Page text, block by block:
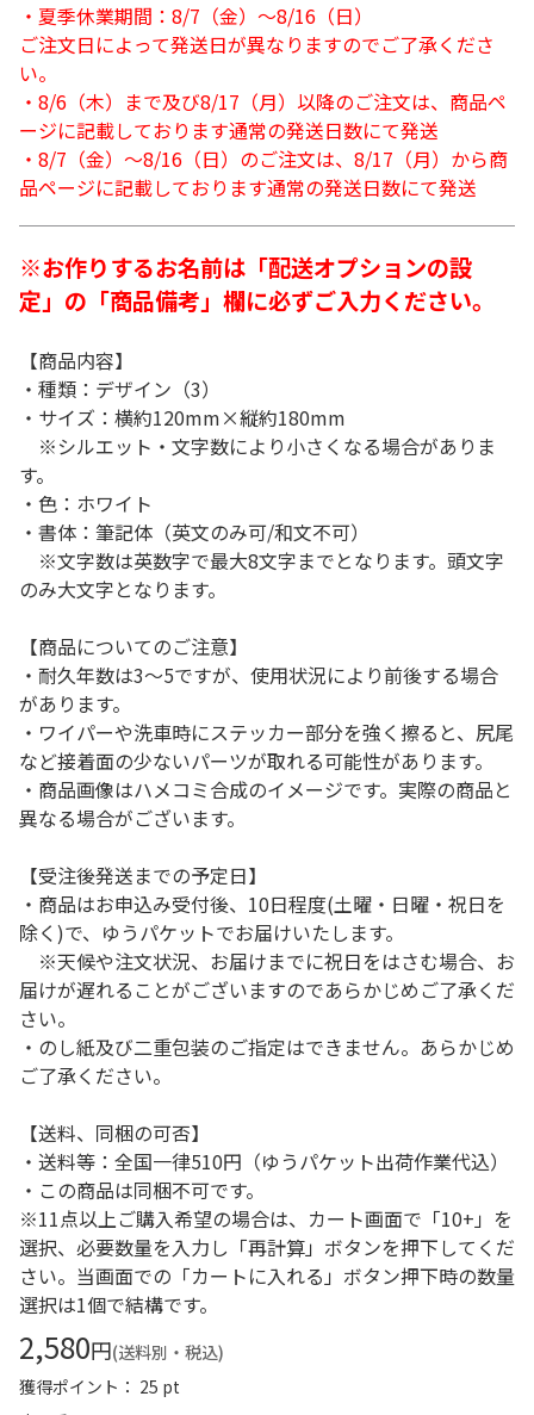
・夏季休業期間：8/7（金）～8/16（日）
ご注文日によって発送日が異なりますのでご了承くださ
い。
・8/6（木）まで及び8/17（月）以降のご注文は、商品ペ
ージに記載しております通常の発送日数にて発送
・8/7（金）～8/16（日）のご注文は、8/17（月）から商
品ページに記載しております通常の発送日数にて発送
※お作りするお名前は「配送オプションの設
定」の「商品備考」欄に必ずご入力ください。
【商品内容】
・種類：デザイン（3）
・サイズ：横約120mm×縦約180mm
※シルエット・文字数により小さくなる場合がありま
す。
・色：ホワイト
・書体：筆記体（英文のみ可/和文不可）
※文字数は英数字で最大8文字までとなります。頭文字
のみ大文字となります。
【商品についてのご注意】
・耐久年数は3～5ですが、使用状況により前後する場合
があります。
・ワイパーや洗車時にステッカー部分を強く擦ると、尻尾
など接着面の少ないパーツが取れる可能性があります。
・商品画像はハメコミ合成のイメージです。実際の商品と
異なる場合がございます。
【受注後発送までの予定日】
・商品はお申込み受付後、10日程度(土曜・日曜・祝日を
除く)で、ゆうパケットでお届けいたします。
※天候や注文状況、お届けまでに祝日をはさむ場合、お
届けが遅れることがございますのであらかじめご了承くだ
さい。
・のし紙及び二重包装のご指定はできません。あらかじめ
ご了承ください。
【送料、同梱の可否】
・送料等：全国一律510円（ゆうパケット出荷作業代込）
・この商品は同梱不可です。
※11点以上ご購入希望の場合は、カート画面で「10+」を
選択、必要数量を入力し「再計算」ボタンを押下してくだ
さい。当画面での「カートに入れる」ボタン押下時の数量
選択は1個で結構です。
2,580円(送料別・税込)
獲得ポイント： 25 pt